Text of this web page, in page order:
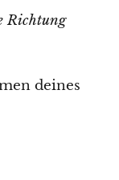
Richtung
deines